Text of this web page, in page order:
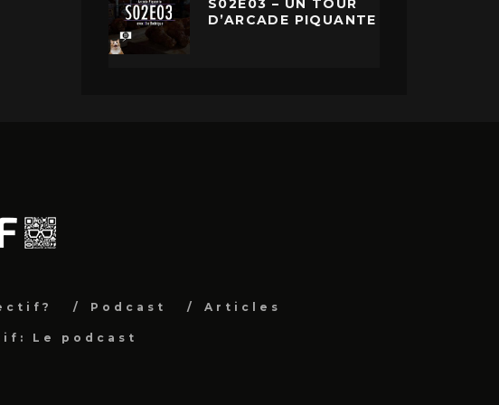
S02E03 – UN TOUR
D’ARCADE PIQUANTE
Podcast Articles
Le podcast